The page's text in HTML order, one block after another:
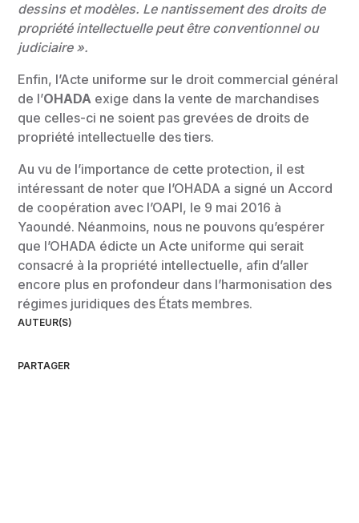
AUTEUR(S)
PARTAGER
dessins et modèles. Le nantissement des droits de
propriété intellectuelle peut être conventionnel ou
judiciaire ».
Enfin, l’Acte uniforme sur le droit commercial général
de l’OHADA exige dans la vente de marchandises
que celles-ci ne soient pas grevées de droits de
propriété intellectuelle des tiers.
Au vu de l’importance de cette protection, il est
intéressant de noter que l’OHADA a signé un Accord
de coopération avec l’OAPI, le 9 mai 2016 à
Yaoundé. Néanmoins, nous ne pouvons qu’espérer
que l’OHADA édicte un Acte uniforme qui serait
consacré à la propriété intellectuelle, afin d’aller
encore plus en profondeur dans l’harmonisation des
régimes juridiques des États membres.